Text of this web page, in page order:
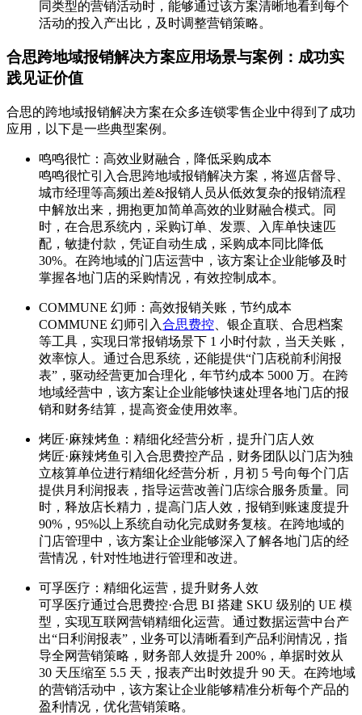
同类型的营销活动时，能够通过该方案清晰地看到每个
活动的投入产出比，及时调整营销策略。
合思跨地域报销解决方案应用场景与案例：成功实
践见证价值
合思的跨地域报销解决方案在众多连锁零售企业中得到了成功
应用，以下是一些典型案例。
鸣鸣很忙：高效业财融合，降低采购成本
鸣鸣很忙引入合思跨地域报销解决方案，将巡店督导、
城市经理等高频出差&报销人员从低效复杂的报销流程
中解放出来，拥抱更加简单高效的业财融合模式。同
时，在合思系统内，采购订单、发票、入库单快速匹
配，敏捷付款，凭证自动生成，采购成本同比降低
30%。在跨地域的门店运营中，该方案让企业能够及时
掌握各地门店的采购情况，有效控制成本。
COMMUNE 幻师：高效报销关账，节约成本
COMMUNE 幻师引入合思费控 、银企直联、合思档案
等工具，实现日常报销场景下 1 小时付款，当天关账，
效率惊人。通过合思系统，还能提供“门店税前利润报
表”，驱动经营更加合理化，年节约成本 5000 万。在跨
地域经营中，该方案让企业能够快速处理各地门店的报
销和财务结算，提高资金使用效率。
烤匠·麻辣烤鱼：精细化经营分析，提升门店人效
烤匠·麻辣烤鱼引入合思费控产品，财务团队以门店为独
立核算单位进行精细化经营分析，月初 5 号向每个门店
提供月利润报表，指导运营改善门店综合服务质量。同
时，释放店长精力，提高门店人效，报销到账速度提升
90%，95%以上系统自动化完成财务复核。在跨地域的
门店管理中，该方案让企业能够深入了解各地门店的经
营情况，针对性地进行管理和改进。
可孚医疗：精细化运营，提升财务人效
可孚医疗通过合思费控·合思 BI 搭建 SKU 级别的 UE 模
型，实现互联网营销精细化运营。通过数据运营中台产
出“日利润报表”，业务可以清晰看到产品利润情况，指
导全网营销策略，财务部人效提升 200%，单据时效从
30 天压缩至 5.5 天，报表产出时效提升 90 天。在跨地域
的营销活动中，该方案让企业能够精准分析每个产品的
盈利情况，优化营销策略。